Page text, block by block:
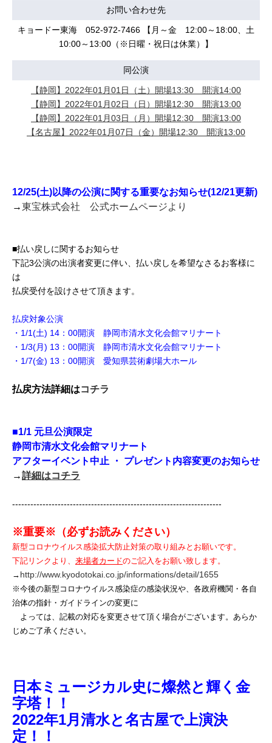
お問い合わせ先
キョードー東海 052-972-7466 【月～金 12:00～18:00、土
10:00～13:00（※日曜・祝日は休業）】
同公演
【静岡】2022年01月01日（土）開場13:30 開演14:00
【静岡】2022年01月02日（日）開場12:30 開演13:00
【静岡】2022年01月03日（月）開場12:30 開演13:00
【名古屋】2022年01月07日（金）開場12:30 開演13:00
12/25(土)以降の公演に関する重要なお知らせ(12/21更新)
→東宝株式会社 公式ホームページより
■払い戻しに関するお知らせ
下記3公演の出演者変更に伴い、払い戻しを希望なさるお客様に
は
払戻受付を設けさせて頂きます。
払戻対象公演
・1/1(土) 14：00開演 静岡市清水文化会館マリナート
・1/3(月) 13：00開演 静岡市清水文化会館マリナート
・1/7(金) 13：00開演 愛知県芸術劇場大ホール
払戻方法詳細はコチラ
■1/1 元旦公演限定
静岡市清水文化会館マリナート
アフターイベント中止 ・ プレゼント内容変更のお知らせ
→詳細はコチラ
---------------------------------------------------------------------
※重要※（必ずお読みください）
新型コロナウイルス感染拡大防止対策の取り組みとお願いです。
下記リンクより、 来場者カードのご記入をお願い致します。
→ http://www.kyodotokai.co.jp/informations/detail/1655
※今後の新型コロナウイルス感染症の感染状況や、各政府機関・各自
治体の指針・ガイドラインの変更に
よっては、記載の対応を変更させて頂く場合がございます。あらか
じめご了承ください。
日本ミュージカル史に燦然と輝く金
字塔！！
2022年1月清水と名古屋で上演決
定！！